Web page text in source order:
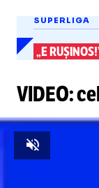
SUPERLIGA
„E
VIDEO:
Unmute